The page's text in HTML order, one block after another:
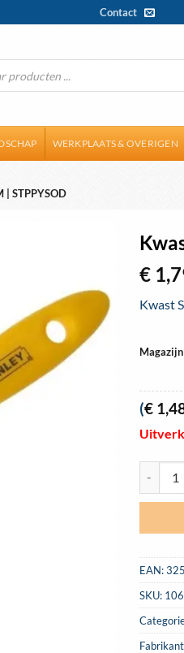
Contact
WERKPLAATS & OVERIGEN
| STPPYSOD
€
Kwast
Magazijn
(€
EAN:
SKU: